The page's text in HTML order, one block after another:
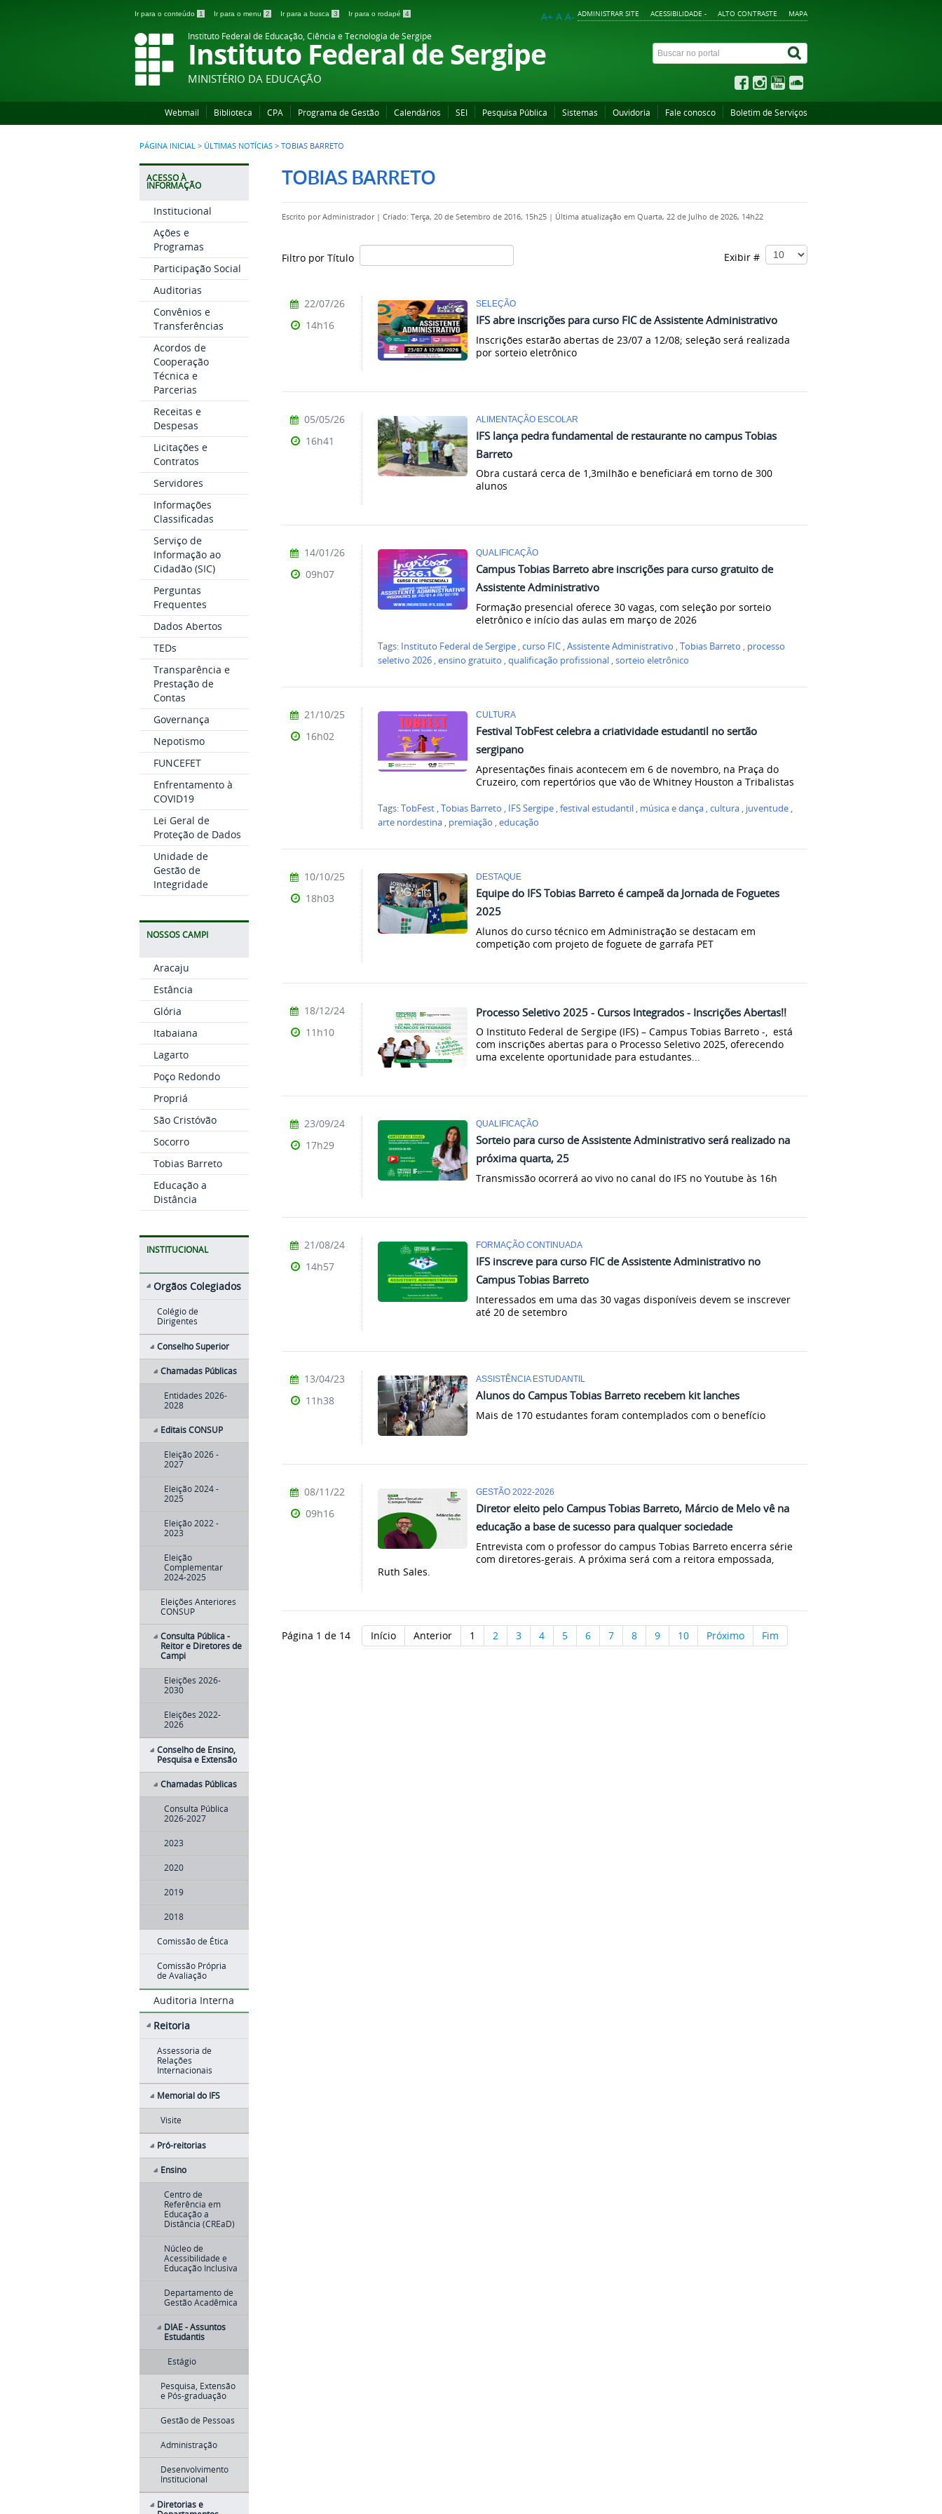
Ir para o conteúdo 1 Ir para o menu 2 Ir para a busca 3 Ir para o rodapé 4 ADMINISTRAR SITE ACESSIBILIDADE - ALTO CONTRASTE MAPA
A+ A A-
Instituto Federal de Educação, Ciência e Tecnologia de Sergipe
Instituto Federal de Sergipe
MINISTÉRIO DA EDUCAÇÃO
Webmail Biblioteca CPA Programa de Gestão Calendários SEI Pesquisa Pública Sistemas Ouvidoria Fale conosco Boletim de Serviços
PÁGINA INICIAL > ÚLTIMAS NOTÍCIAS > TOBIAS BARRETO
ACESSO À
INFORMAÇÃO
Institucional
Ações e
Programas
Participação Social
Auditorias
Convênios e
Transferências
Acordos de
Cooperação
Técnica e
Parcerias
Receitas e
Despesas
Licitações e
Contratos
Servidores
Informações
Classificadas
Serviço de
Informação ao
Cidadão (SIC)
Perguntas
Frequentes
Dados Abertos
TEDs
Transparência e
Prestação de
Contas
Governança
Nepotismo
FUNCEFET
Enfrentamento à
COVID19
Lei Geral de
Proteção de Dados
Unidade de
Gestão de
Integridade
NOSSOS CAMPI
Aracaju
Estância
Glória
Itabaiana
Lagarto
Poço Redondo
Propriá
São Cristóvão
Socorro
Tobias Barreto
Educação a
Distância
INSTITUCIONAL
Orgãos Colegiados
Colégio de
Dirigentes
Conselho Superior
Chamadas Públicas
Entidades 2026-
2028
Editais CONSUP
Eleição 2026 -
2027
Eleição 2024 -
2025
Eleição 2022 -
2023
Eleição
Complementar
2024-2025
Eleições Anteriores
CONSUP
Consulta Pública -
Reitor e Diretores de
Campi
Eleições 2026-
2030
Eleições 2022-
2026
Conselho de Ensino,
Pesquisa e Extensão
Chamadas Públicas
Consulta Pública
2026-2027
2023
2020
2019
2018
Comissão de Ética
Comissão Própria
de Avaliação
Auditoria Interna
Reitoria
Assessoria de
Relações
Internacionais
Memorial do IFS
Visite
Pró-reitorias
Ensino
Centro de
Referência em
Educação a
Distância (CREaD)
Núcleo de
Acessibilidade e
Educação Inclusiva
Departamento de
Gestão Acadêmica
DIAE - Assuntos
Estudantis
Estágio
Pesquisa, Extensão
e Pós-graduação
Gestão de Pessoas
Administração
Desenvolvimento
Institucional
Diretorias e
TOBIAS BARRETO
Escrito porAdministrador | Criado: Terça, 20 de Setembro de 2016, 15h25 | Última atualização em Quarta, 22 de Julho de 2026, 14h22
Filtro por Título Exibir #
SELEÇÃO
IFS abre inscrições para curso FIC de Assistente Administrativo
Inscrições estarão abertas de 23/07 a 12/08; seleção será realizada
por sorteio eletrônico
22/07/26
14h16
ALIMENTAÇÃO ESCOLAR
IFS lança pedra fundamental de restaurante no campus Tobias
Barreto
Obra custará cerca de 1,3milhão e beneficiará em torno de 300
alunos
05/05/26
16h41
QUALIFICAÇÃO
Campus Tobias Barreto abre inscrições para curso gratuito de
Assistente Administrativo
Formação presencial oferece 30 vagas, com seleção por sorteio
eletrônico e início das aulas em março de 2026
Tags: Instituto Federal de Sergipe ,curso FIC ,Assistente Administrativo ,Tobias Barreto , processo
seletivo 2026 ,ensino gratuito ,qualificação profissional ,sorteio eletrônico
14/01/26
09h07
CULTURA
Festival TobFest celebra a criatividade estudantil no sertão
sergipano
Apresentações finais acontecem em 6 de novembro, na Praça do
Cruzeiro, com repertórios que vão de Whitney Houston a Tribalistas
Tags:TobFest ,Tobias Barreto , IFS Sergipe ,festival estudantil , música e dança ,cultura , juventude ,
arte nordestina , premiação ,educação
21/10/25
16h02
DESTAQUE
Equipe do IFS Tobias Barreto é campeã da Jornada de Foguetes
2025
Alunos do curso técnico em Administração se destacam em
competição com projeto de foguete de garrafa PET
10/10/25
18h03
Processo Seletivo 2025 - Cursos Integrados - Inscrições Abertas!!
O Instituto Federal de Sergipe (IFS) – Campus Tobias Barreto -, está
com inscrições abertas para o Processo Seletivo 2025, oferecendo
uma excelente oportunidade para estudantes...
18/12/24
11h10
QUALIFICAÇÃO
Sorteio para curso de Assistente Administrativo será realizado na
próxima quarta, 25
Transmissão ocorrerá ao vivo no canal do IFS no Youtube às 16h
23/09/24
17h29
FORMAÇÃO CONTINUADA
IFS inscreve para curso FIC de Assistente Administrativo no
Campus Tobias Barreto
Interessados em uma das 30 vagas disponíveis devem se inscrever
até 20 de setembro
21/08/24
14h57
ASSISTÊNCIA ESTUDANTIL
Alunos do Campus Tobias Barreto recebem kit lanches
Mais de 170 estudantes foram contemplados com o benefício
13/04/23
11h38
GESTÃO 2022-2026
Diretor eleito pelo Campus Tobias Barreto, Márcio de Melo vê na
educação a base de sucesso para qualquer sociedade
Entrevista com o professor do campus Tobias Barreto encerra série
com diretores-gerais. A próxima será com a reitora empossada,
Ruth Sales.
08/11/22
09h16
Página 1 de 14 Início Anterior 1 2 3 4 5 6 7 8 9 10 Próximo Fim